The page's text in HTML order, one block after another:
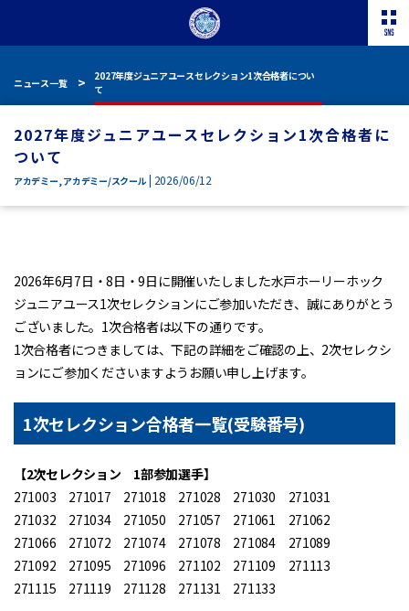
ニュース一覧
2027年度ジュニアユースセレクション1次合格者につい
て
2027年度ジュニアユースセレクション1次合格者に
ついて
アカデミー,アカデミー/スクール | 2026/06/12
2026年6月7日・8日・9日に開催いたしました水戸ホーリーホック
ジュニアユース1次セレクションにご参加いただき、誠にありがとう
ございました。1次合格者は以下の通りです。
1次合格者につきましては、下記の詳細をご確認の上、2次セレクシ
ョンにご参加くださいますようお願い申し上げます。
1次セレクション合格者一覧(受験番号)
【2次セレクション 1部参加選手】
271003 271017 271018 271028 271030 271031
271032 271034 271050 271057 271061 271062
271066 271072 271074 271078 271084 271089
271092 271095 271096 271102 271109 271113
271115 271119 271128 271131 271133